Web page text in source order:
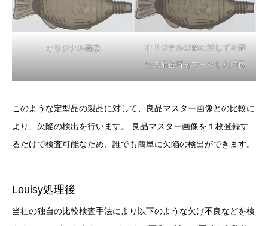
オリジナル画像
オリジナル画像に対して正確
な欠陥位置をマークした画像
このような定型品の製品に対して、良品マスター画像との比較に
より、欠陥の検出を行います。 良品マスター画像を１枚登録す
るだけで検査可能なため、誰でも簡単に欠陥の検出ができます。
Louisy処理後
当社の独自の比較検査手法により以下のような欠け不良などを検